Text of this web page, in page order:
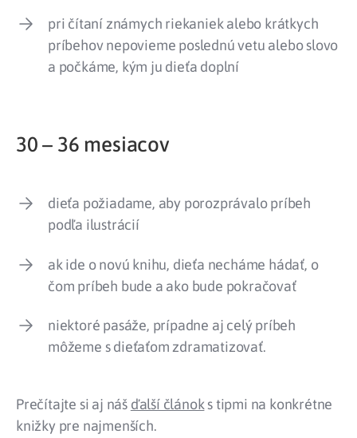
pri čítaní známych riekaniek alebo krátkych
príbehov nepovieme poslednú vetu alebo slovo
a počkáme, kým ju dieťa doplní
30 – 36 mesiacov
dieťa požiadame, aby porozprávalo príbeh
podľa ilustrácií
ak ide o novú knihu, dieťa necháme hádať, o
čom príbeh bude a ako bude pokračovať
niektoré pasáže, prípadne aj celý príbeh
môžeme s dieťaťom zdramatizovať.
Prečítajte si aj náš ďalší článok s tipmi na konkrétne
knižky pre najmenších.